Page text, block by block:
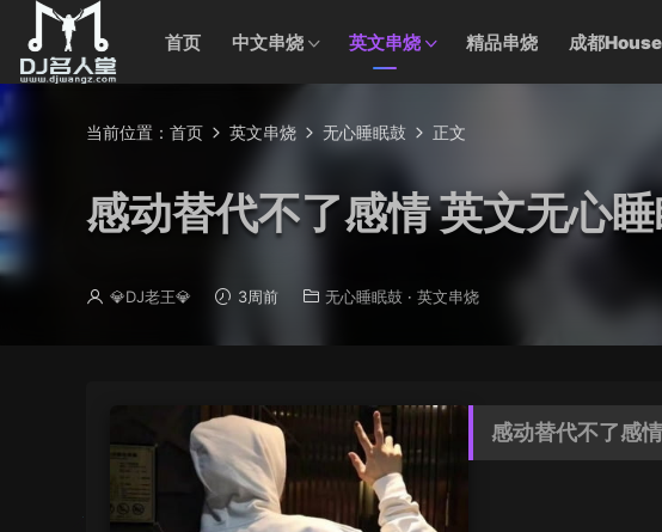
首页 中文串烧 英文串烧 精品串烧 成都House
当前位置： 首页 英文串烧 无心睡眠鼓 正文
感动替代不了感情 英文无心
💎DJ老王💎 3周前 无心睡眠鼓 · 英文串烧
感动替代不了感